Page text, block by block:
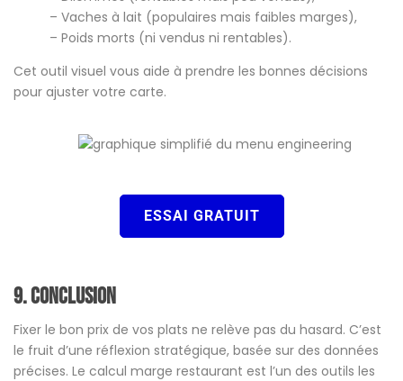
– Vaches à lait (populaires mais faibles marges),
– Poids morts (ni vendus ni rentables).
Cet outil visuel vous aide à prendre les bonnes décisions
pour ajuster votre carte.
ESSAI GRATUIT
9.Conclusion
Fixer le bon prix de vos plats ne relève pas du hasard. C’est
le fruit d’une réflexion stratégique, basée sur des données
précises. Le calcul marge restaurant est l’un des outils les